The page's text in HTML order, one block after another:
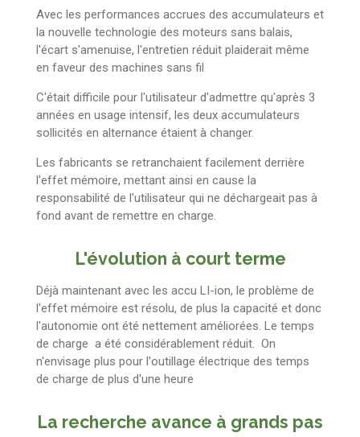
Avec les performances accrues des accumulateurs et
la nouvelle technologie des moteurs sans balais,
l'écart s'amenuise, l'entretien réduit plaiderait même
en faveur des machines sans fil
C'était difficile pour l'utilisateur d'admettre qu'après 3
années en usage intensif, les deux accumulateurs
sollicités en alternance étaient à changer.
Les fabricants se retranchaient facilement derrière
l'effet mémoire, mettant ainsi en cause la
responsabilité de l'utilisateur qui ne déchargeait pas à
fond avant de remettre en charge.
L'évolution à court terme
Déjà maintenant avec les accu LI-ion, le problème de
l'effet mémoire est résolu, de plus la capacité et donc
l'autonomie ont été nettement améliorées. Le temps
de charge a été considérablement réduit. On
n'envisage plus pour l'outillage électrique des temps
de charge de plus d'une heure
La recherche avance à grands pas